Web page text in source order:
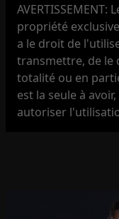
propriété exclusive
a le droit de
transmettre, de le
totalité ou en
est la seule à
autoriser